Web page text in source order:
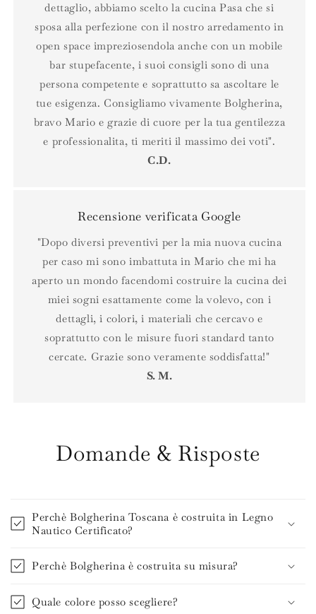
dettaglio, abbiamo scelto la cucina Pasa che si
sposa alla perfezione con il nostro arredamento in
open space impreziosendola anche con un mobile
bar stupefacente, i suoi consigli sono di una
persona competente e soprattutto sa ascoltare le
tue esigenza. Consigliamo vivamente Bolgherina,
bravo Mario e grazie di cuore per la tua gentilezza
e professionalita, ti meriti il massimo dei voti".
C.D.
Recensione verificata Google
"Dopo diversi preventivi per la mia nuova cucina
per caso mi sono imbattuta in Mario che mi ha
aperto un mondo facendomi costruire la cucina dei
miei sogni esattamente come la volevo, con i
dettagli, i colori, i materiali che cercavo e
soprattutto con le misure fuori standard tanto
cercate. Grazie sono veramente soddisfatta!"
S. M.
Domande & Risposte
Perchè Bolgherina Toscana è costruita in Legno
Nautico Certificato?
Perchè Bolgherina è costruita su misura?
Quale colore posso scegliere?